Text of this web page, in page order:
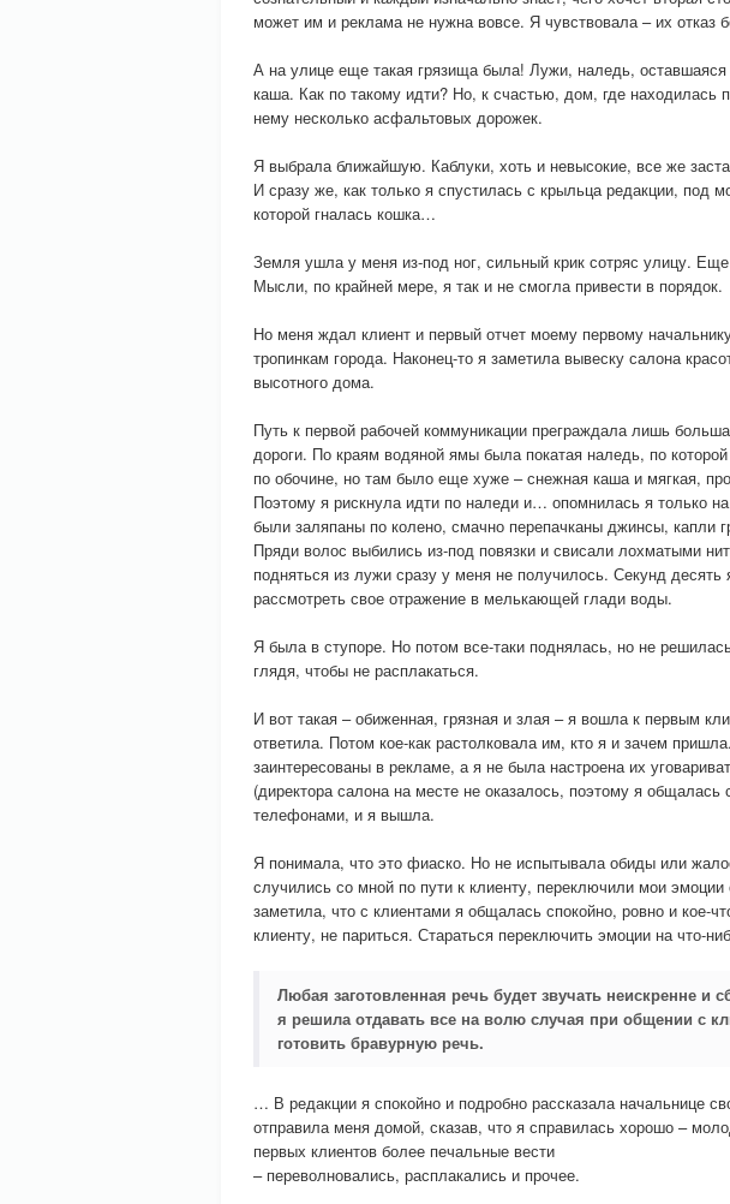
может им и реклама не нужна вовсе. Я чувствовала – их
А на улице еще такая грязища была! Лужи, наледь, оставшаяся
каша. Как по такому идти? Но, к счастью, дом, где находилась
нему несколько асфальтовых дорожек.
Я выбрала ближайшую. Каблуки, хоть и невысокие, все же
И сразу же, как только я спустилась с крыльца редакции, под
которой гналась кошка…
Земля ушла у меня из-под ног, сильный крик сотряс улицу.
Мысли, по крайней мере, я так и не смогла привести в порядок.
Но меня ждал клиент и первый отчет моему первому
тропинкам города. Наконец-то я заметила вывеску салона
высотного дома.
Путь к первой рабочей коммуникации преграждала лишь
дороги. По краям водяной ямы была покатая наледь, по
по обочине, но там было еще хуже – снежная каша и мягкая,
Поэтому я рискнула идти по наледи и… опомнилась я только
были заляпаны по колено, смачно перепачканы джинсы, капли
Пряди волос выбились из-под повязки и свисали лохматыми
подняться из лужи сразу у меня не получилось. Секунд
рассмотреть свое отражение в мелькающей глади воды.
Я была в ступоре. Но потом все-таки поднялась, но не
глядя, чтобы не расплакаться.
И вот такая – обиженная, грязная и злая – я вошла к первым
ответила. Потом кое-как растолковала им, кто я и зачем
заинтересованы в рекламе, а я не была настроена их
(директора салона на месте не оказалось, поэтому я
телефонами, и я вышла.
Я понимала, что это фиаско. Но не испытывала обиды или
случились со мной по пути к клиенту, переключили мои эмоции
заметила, что с клиентами я общалась спокойно, ровно и кое-
клиенту, не париться. Стараться переключить эмоции на что-
Любая заготовленная речь будет звучать неискренне и
я решила отдавать все на волю случая при общении с
готовить бравурную речь.
… В редакции я спокойно и подробно рассказала начальнице
отправила меня домой, сказав, что я справилась хорошо –
первых клиентов более печальные вести
– переволновались, расплакались и прочее.